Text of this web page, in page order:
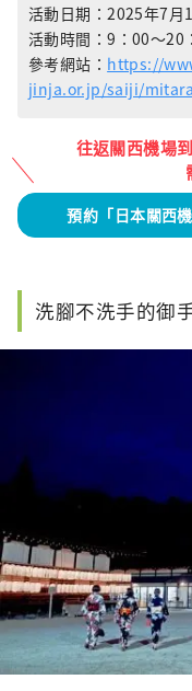
活動日期：2025年7月
活動時間：9：00～20
參考網站： https://
jinja.or.jp/saiji/
往返關西機場
預約「日本關西
洗腳不洗手的御